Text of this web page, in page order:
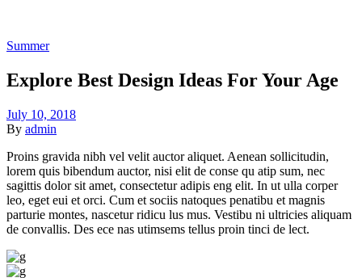
Summer
Explore Best Design Ideas For Your Age
July 10, 2018
By admin
Proins gravida nibh vel velit auctor aliquet. Aenean sollicitudin,
lorem quis bibendum auctor, nisi elit de conse qu atip sum, nec
sagittis dolor sit amet, consectetur adipis eng elit. In ut ulla corper
leo, eget eui et orci. Cum et sociis natoques penatibu et magnis
parturie montes, nascetur ridicu lus mus. Vestibu ni ultricies aliquam
de convallis. Des ece nas utimsems tellus proin tinci de lect.